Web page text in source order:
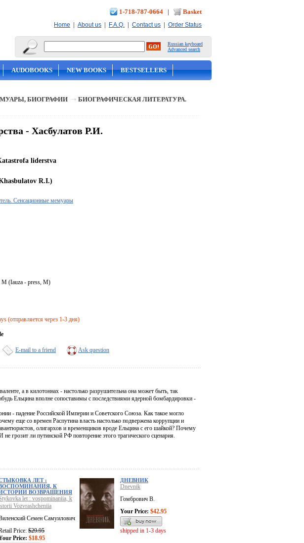
1-718-787-0664 | Basket
Home | About us | F.A.Q. | Contact us | Order Status
Russian keyboard
Advanced search
AUDOBOOKS NEW BOOKS BESTSELLERS
БИОГРАФИИ
БИОГРАФИЧЕСКАЯ ЛИТЕРАТУРА.
- Хасбулатов Р.И.
liderstva
R.I.)
Сенсационные мемуары
М (Iauza - press, M)
(отправляется через 1-3 дня)
E-mail to a friend Ask question
а в килотоннах - настолько разрушительна она может быть, так
Ельцина вполне сопоставимы с последствиями ядерной бомбардировки -
- падение Российской Империи и Советского Союза. Как такое могло
еще со времен Распутина власть настолько подвержена коррупции и
олигархов и временщиков вроде Ельцина с его шайкой? Почему
грозит ли путинской РФ повторение этого трагического сценария.
ЛЕТ :
К
ВОЗВРАЩЕНИЯ
let : vospominaniia, k
Vozvrashcheniia
Семен Самуилович
Price: $29.95
Price: $18.95
ДНЕВНИК
Dnevnik
Гомбрович В.
Your Price: $42.95
shipped in 1-3 days